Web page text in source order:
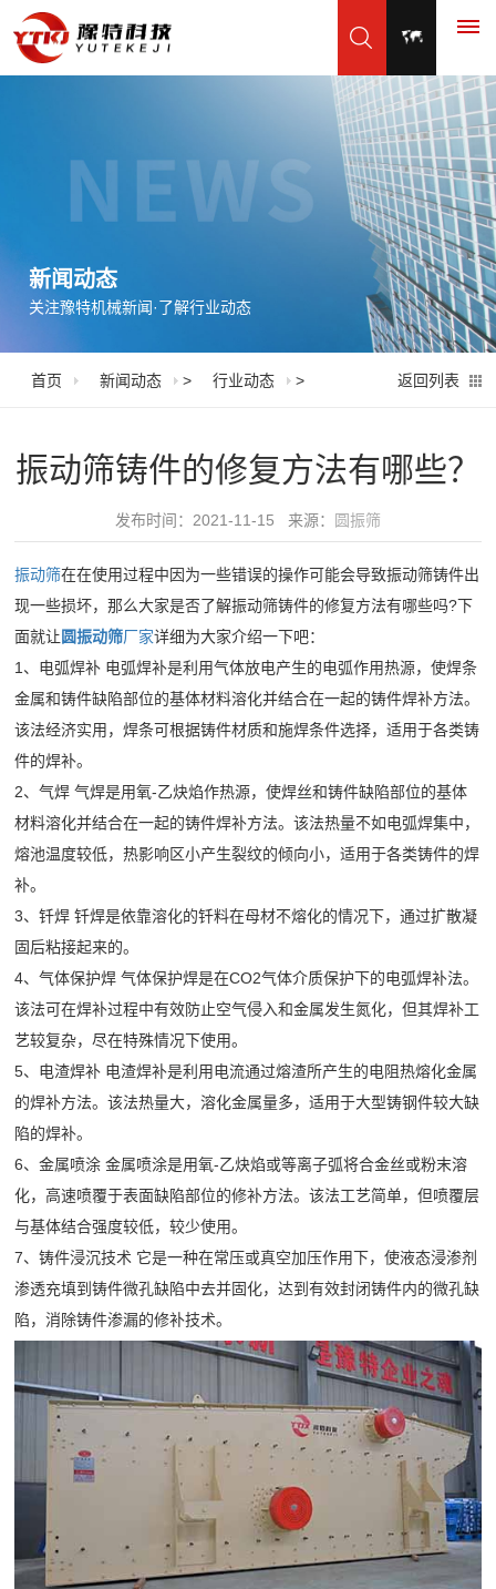
页
产
展
筛
水
平
椭
圆
振
筛
给
料
细
橡
弹
簧
筛
网
用
品
破
碎
建
骨
矿
石
破
碎
务
中
对
户
需
求
做
出
应
24
达
现
小
时
内
新
闻
司
新
闻
行
动
态
技
术
服
务
视
中
企
业
宣
传
片
产
品
绍
工
案
列
司
企
业
联
新闻动态
关注豫特机械新闻·了解行业动态
首页 新闻动态 > 行业动态 > 返回列表
振动筛铸件的修复方法有哪些？
发布时间：2021-11-15 来源： 圆振筛
振动筛在在使用过程中因为一些错误的操作可能会导致振动筛铸件出
现一些损坏，那么大家是否了解振动筛铸件的修复方法有哪些吗?下
面就让圆振动筛厂家详细为大家介绍一下吧：
1、电弧焊补 电弧焊补是利用气体放电产生的电弧作用热源，使焊条
金属和铸件缺陷部位的基体材料溶化并结合在一起的铸件焊补方法。
该法经济实用，焊条可根据铸件材质和施焊条件选择，适用于各类铸
件的焊补。
2、气焊 气焊是用氧-乙炔焰作热源，使焊丝和铸件缺陷部位的基体
材料溶化并结合在一起的铸件焊补方法。该法热量不如电弧焊集中，
熔池温度较低，热影响区小产生裂纹的倾向小，适用于各类铸件的焊
补。
3、钎焊 钎焊是依靠溶化的钎料在母材不熔化的情况下，通过扩散凝
固后粘接起来的。
4、气体保护焊 气体保护焊是在CO2气体介质保护下的电弧焊补法。
该法可在焊补过程中有效防止空气侵入和金属发生氮化，但其焊补工
艺较复杂，尽在特殊情况下使用。
5、电渣焊补 电渣焊补是利用电流通过熔渣所产生的电阻热熔化金属
的焊补方法。该法热量大，溶化金属量多，适用于大型铸钢件较大缺
陷的焊补。
6、金属喷涂 金属喷涂是用氧-乙炔焰或等离子弧将合金丝或粉末溶
化，高速喷覆于表面缺陷部位的修补方法。该法工艺简单，但喷覆层
与基体结合强度较低，较少使用。
7、铸件浸沉技术 它是一种在常压或真空加压作用下，使液态浸渗剂
渗透充填到铸件微孔缺陷中去并固化，达到有效封闭铸件内的微孔缺
陷，消除铸件渗漏的修补技术。